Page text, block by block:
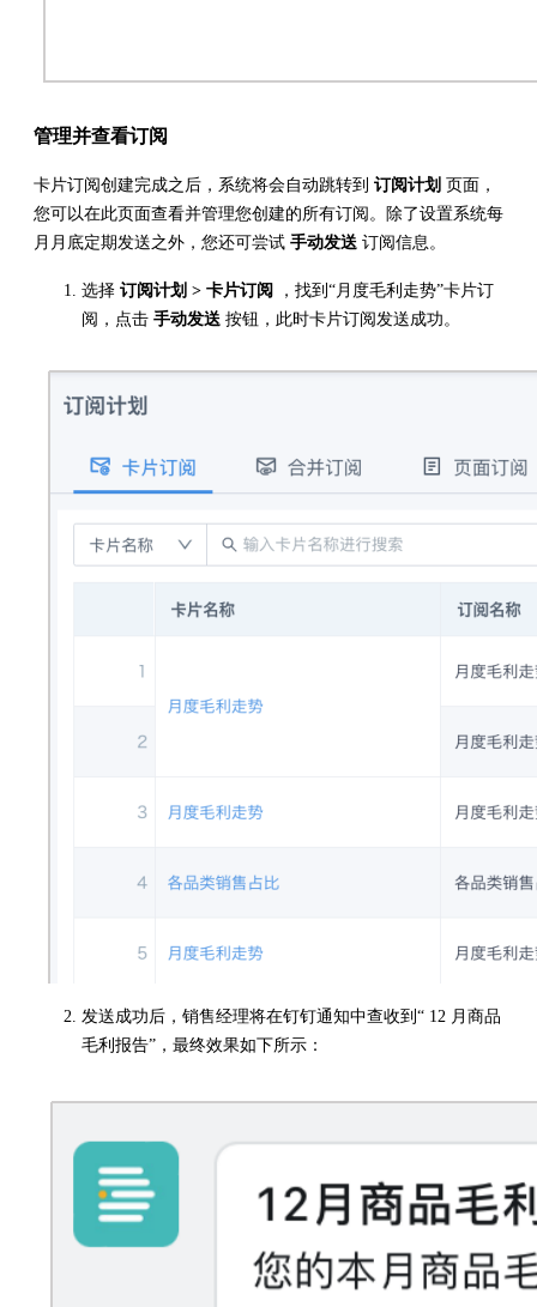
管理并查看订阅
卡片订阅创建完成之后，系统将会自动跳转到 订阅计划 页面，
您可以在此页面查看并管理您创建的所有订阅。除了设置系统每
月月底定期发送之外，您还可尝试 手动发送 订阅信息。
选择 订阅计划 > 卡片订阅
，找到“月度毛利走势”卡片订
阅，点击 手动发送 按钮，此时卡片订阅发送成功。
发送成功后，销售经理将在钉钉通知中查收到“ 12 月商品
毛利报告”，最终效果如下所示：